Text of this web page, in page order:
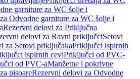
garniture za WC šolje i
Odvodne garniture za WC šolje i
Rezervni delovi za Priključna
delovi za Ravni priključciSetovi
za Setovi priključakaPriključci ispirnih
ispirnih ceviPriključci od PVC-
od PVC-aManžetne i pokrivne
pisoareRezervni delovi za Odvodne